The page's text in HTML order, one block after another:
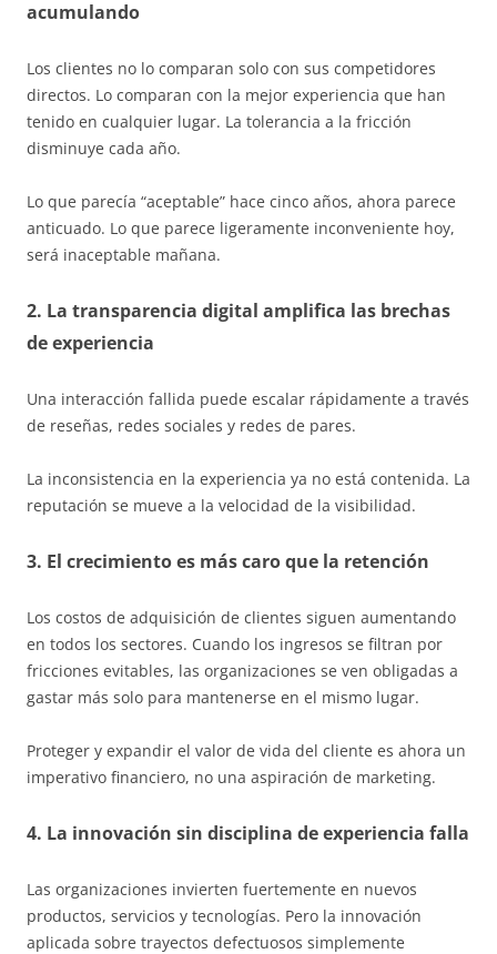
acumulando
Los clientes no lo comparan solo con sus competidores
directos. Lo comparan con la mejor experiencia que han
tenido en cualquier lugar. La tolerancia a la fricción
disminuye cada año.
Lo que parecía “aceptable” hace cinco años, ahora parece
anticuado. Lo que parece ligeramente inconveniente hoy,
será inaceptable mañana.
2. La transparencia digital amplifica las brechas
de experiencia
Una interacción fallida puede escalar rápidamente a través
de reseñas, redes sociales y redes de pares.
La inconsistencia en la experiencia ya no está contenida. La
reputación se mueve a la velocidad de la visibilidad.
3. El crecimiento es más caro que la retención
Los costos de adquisición de clientes siguen aumentando
en todos los sectores. Cuando los ingresos se filtran por
fricciones evitables, las organizaciones se ven obligadas a
gastar más solo para mantenerse en el mismo lugar.
Proteger y expandir el valor de vida del cliente es ahora un
imperativo financiero, no una aspiración de marketing.
4. La innovación sin disciplina de experiencia falla
Las organizaciones invierten fuertemente en nuevos
productos, servicios y tecnologías. Pero la innovación
aplicada sobre trayectos defectuosos simplemente